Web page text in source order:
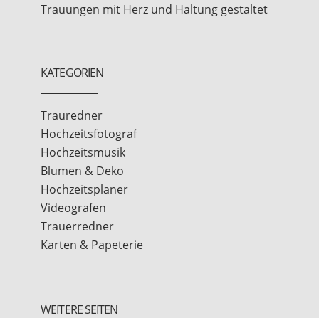
Trauungen mit Herz und Haltung gestaltet
KATEGORIEN
Trauredner
Hochzeitsfotograf
Hochzeitsmusik
Blumen & Deko
Hochzeitsplaner
Videografen
Trauerredner
Karten & Papeterie
WEITERE SEITEN